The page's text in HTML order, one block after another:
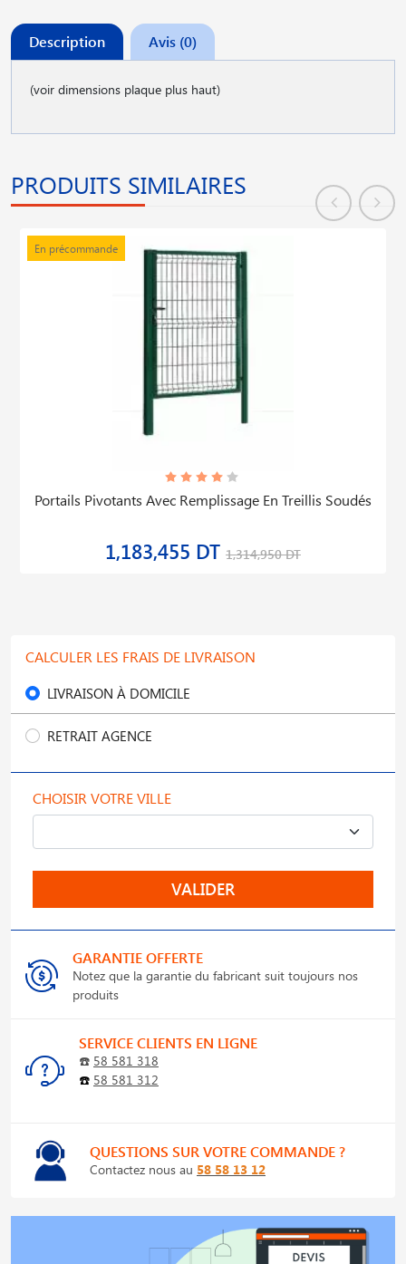
Description Avis (0)
(voir dimensions plaque plus haut)
PRODUITS SIMILAIRES
En précommande
Portails Pivotants Avec Remplissage En Treillis Soudés
1,183,455 DT 1,314,950 DT
CALCULER LES FRAIS DE LIVRAISON
LIVRAISON À DOMICILE
RETRAIT AGENCE
CHOISIR VOTRE VILLE
VALIDER
GARANTIE OFFERTE
Notez que la garantie du fabricant suit toujours nos
produits
SERVICE CLIENTS EN LIGNE
☎️ 58 581 318
☎️ 58 581 312
QUESTIONS SUR VOTRE COMMANDE ?
Contactez nous au 58 58 13 12